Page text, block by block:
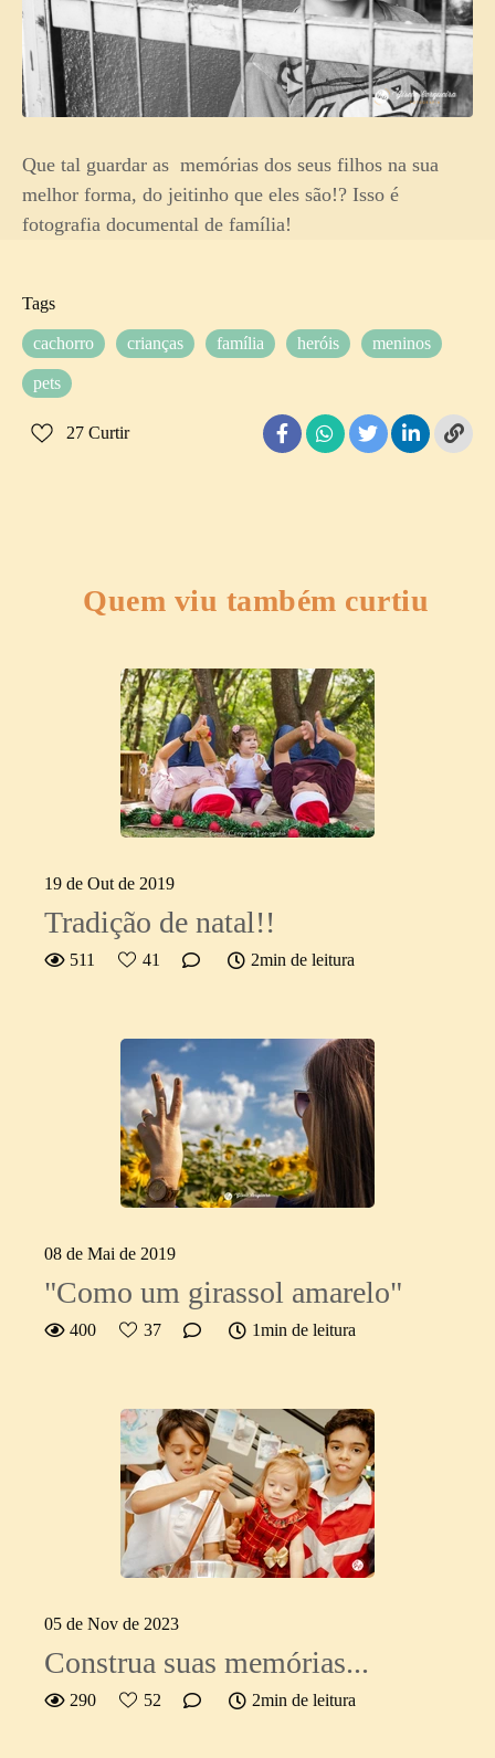
Que tal guardar as memórias dos seus filhos na sua
melhor forma, do jeitinho que eles são!? Isso é
fotografia documental de família!
Tags
cachorro crianças família heróis meninos
pets
27 Curtir
Quem viu também curtiu
19 de Out de 2019
Tradição de natal!!
511 41 2min de leitura
08 de Mai de 2019
"Como um girassol amarelo"
400 37 1min de leitura
05 de Nov de 2023
Construa suas memórias...
290 52 2min de leitura